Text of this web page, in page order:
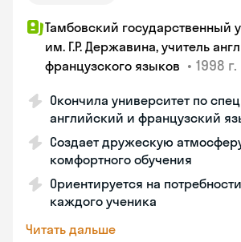
Тамбовский государственный
им. Г.Р. Державина, учитель
французского языков • 1998 г.
Окончила университет по
английский и французский
Создает дружескую
комфортного обучения
Ориентируется на
каждого ученика
Читать дальше